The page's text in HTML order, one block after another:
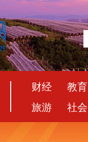
财经 教育
旅游
社会